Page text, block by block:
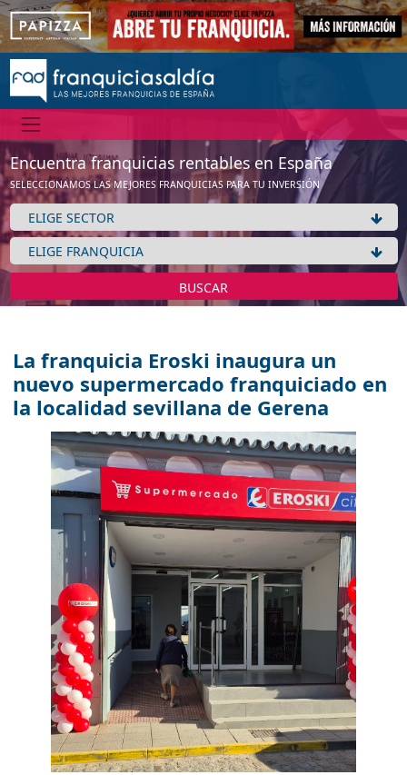
Encuentra franquicias rentables en España
SELECCIONAMOS LAS MEJORES FRANQUICIAS PARA TU INVERSIÓN
BUSCAR
La franquicia Eroski inaugura un
nuevo supermercado franquiciado en
la localidad sevillana de Gerena